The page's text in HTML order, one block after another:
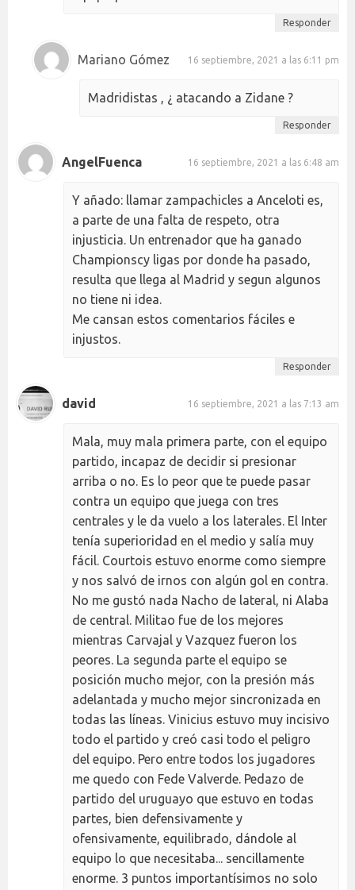
Responder
Mariano Gómez 16 septiembre, 2021 a las 6:11 pm
Madridistas , ¿ atacando a Zidane ?
Responder
AngelFuenca 16 septiembre, 2021 a las 6:48 am
Y añado: llamar zampachicles a Anceloti es,
a parte de una falta de respeto, otra
injusticia. Un entrenador que ha ganado
Championscy ligas por donde ha pasado,
resulta que llega al Madrid y segun algunos
no tiene ni idea.
Me cansan estos comentarios fáciles e
injustos.
Responder
david 16 septiembre, 2021 a las 7:13 am
Mala, muy mala primera parte, con el equipo
partido, incapaz de decidir si presionar
arriba o no. Es lo peor que te puede pasar
contra un equipo que juega con tres
centrales y le da vuelo a los laterales. El Inter
tenía superioridad en el medio y salía muy
fácil. Courtois estuvo enorme como siempre
y nos salvó de irnos con algún gol en contra.
No me gustó nada Nacho de lateral, ni Alaba
de central. Militao fue de los mejores
mientras Carvajal y Vazquez fueron los
peores. La segunda parte el equipo se
posición mucho mejor, con la presión más
adelantada y mucho mejor sincronizada en
todas las líneas. Vinicius estuvo muy incisivo
todo el partido y creó casi todo el peligro
del equipo. Pero entre todos los jugadores
me quedo con Fede Valverde. Pedazo de
partido del uruguayo que estuvo en todas
partes, bien defensivamente y
ofensivamente, equilibrado, dándole al
equipo lo que necesitaba... sencillamente
enorme. 3 puntos importantísimos no solo